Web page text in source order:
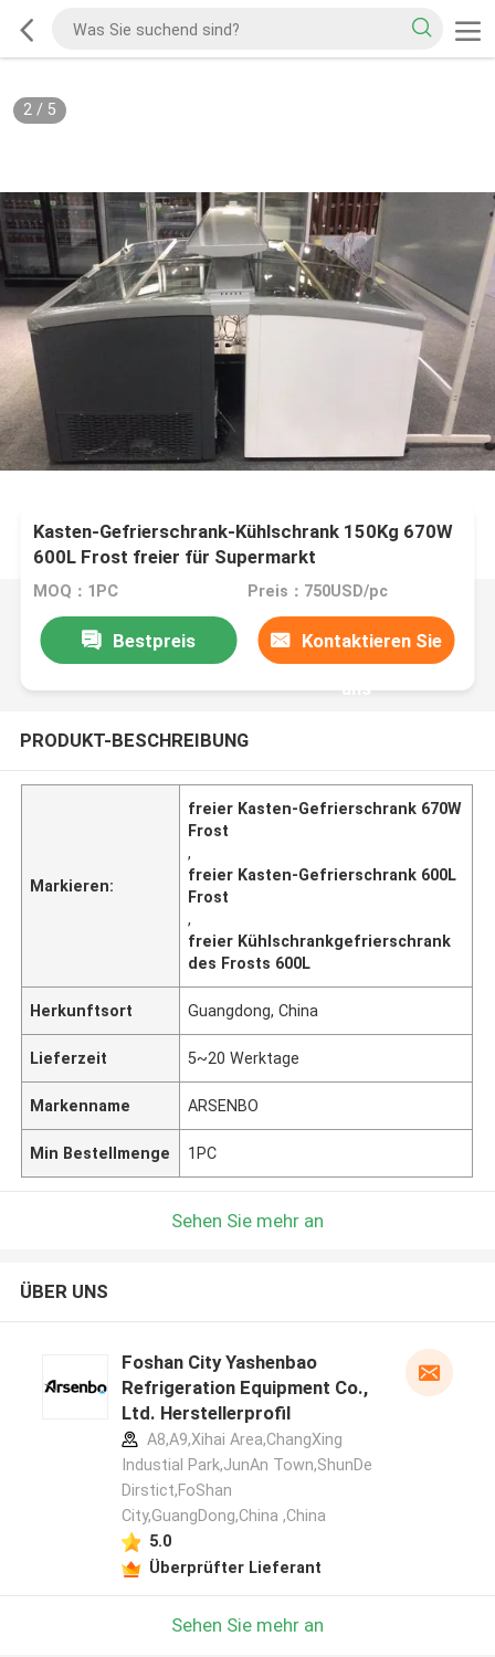
2/ 5
Kasten-Gefrierschrank-Kühlschrank 150Kg 670W
600L Frost freier für Supermarkt
MOQ：1PC Preis：750USD/pc
Bestpreis Kontaktieren Sie
uns
PRODUKT-BESCHREIBUNG
Markieren:
freier Kasten-Gefrierschrank 670W
Frost
,
freier Kasten-Gefrierschrank 600L
Frost
,
freier Kühlschrankgefrierschrank
des Frosts 600L
Herkunftsort Guangdong, China
Lieferzeit 5~20 Werktage
Markenname ARSENBO
Min Bestellmenge 1PC
Sehen Sie mehr an
ÜBER UNS
Foshan City Yashenbao
Refrigeration Equipment Co.,
Ltd. Herstellerprofil
A8,A9,Xihai Area,ChangXing
Industial Park,JunAn Town,ShunDe
Dirstict,FoShan
City,GuangDong,China ,China
5.0
Überprüfter Lieferant
Sehen Sie mehr an